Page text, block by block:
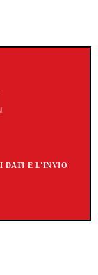
DATI E L'INVIO